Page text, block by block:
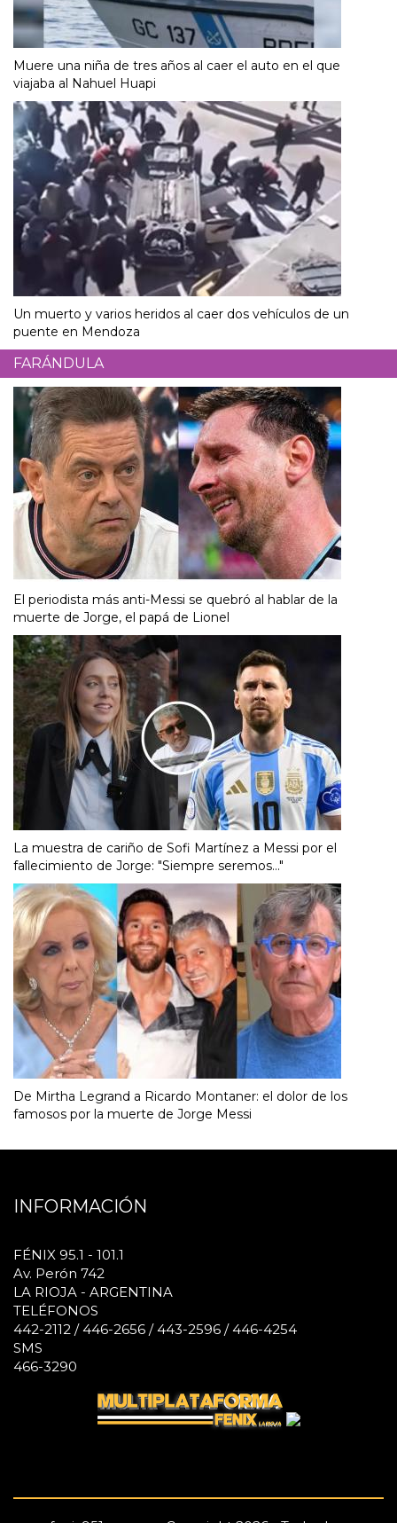
Muere una niña de tres años al caer el auto en el que
viajaba al Nahuel Huapi
Un muerto y varios heridos al caer dos vehículos de un
puente en Mendoza
FARÁNDULA
El periodista más anti-Messi se quebró al hablar de la
muerte de Jorge, el papá de Lionel
La muestra de cariño de Sofi Martínez a Messi por el
fallecimiento de Jorge: "Siempre seremos..."
De Mirtha Legrand a Ricardo Montaner: el dolor de los
famosos por la muerte de Jorge Messi
INFORMACIÓN
FÉNIX 95.1 - 101.1
Av. Perón 742
LA RIOJA - ARGENTINA
TELÉFONOS
442-2112 / 446-2656 / 443-2596 / 446-4254
SMS
466-3290